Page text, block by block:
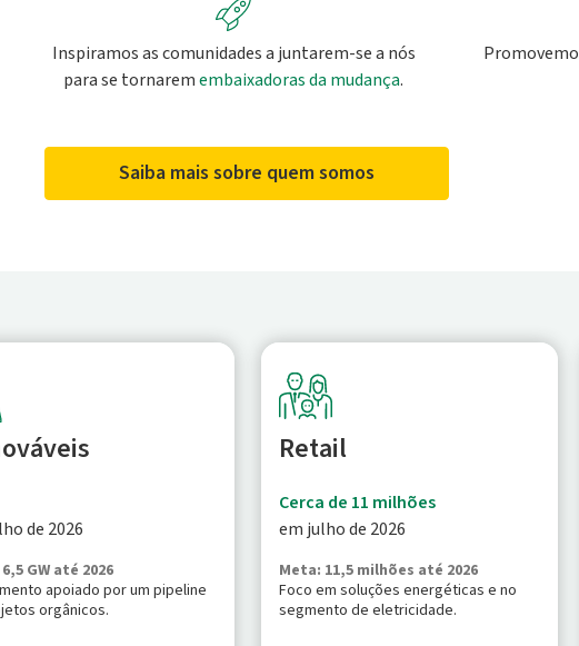
Inspiramos as comunidades a juntarem-se a nós
para se tornaremembaixadoras da mudança.
Saiba mais sobre quem somos
de 2026
GW até 2026
apoiado por um pipeline
orgânicos.
Retail
Cerca de 11 milhões
em julho de 2026
Meta: 11,5 milhões até 2026
Foco em soluções energéticas e no
segmento de eletricidade.